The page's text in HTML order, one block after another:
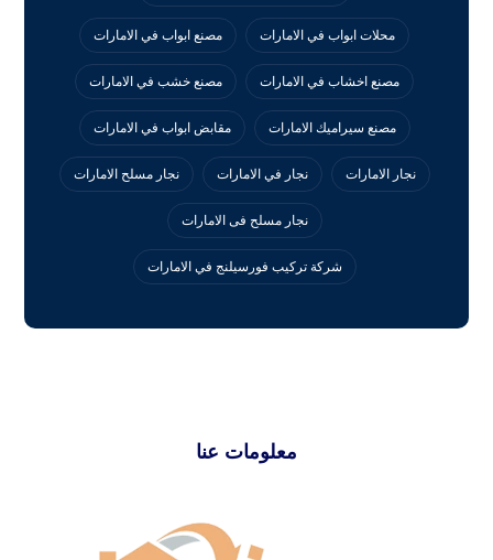
محلات ابواب في الامارات مصنع ابواب في الامارات
مصنع اخشاب في الامارات مصنع خشب في الامارات
مصنع سيراميك الامارات مقابض ابواب في الامارات
نجار الامارات نجار في الامارات نجار مسلح الامارات
نجار مسلح فى الامارات
‏شركة تركيب فورسيلنج في الامارات
معلومات عنا